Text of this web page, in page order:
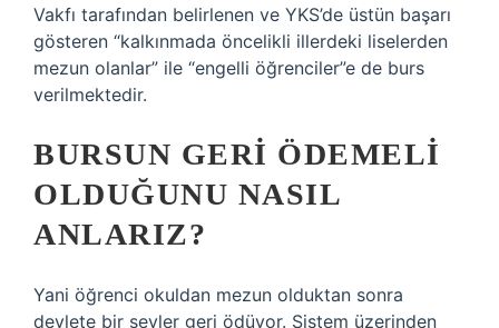
Vakfı tarafından belirlenen ve YKS’de üstün başarı
gösteren “kalkınmada öncelikli illerdeki liselerden
mezun olanlar” ile “engelli öğrenciler”e de burs
verilmektedir.
BURSUN GERI ÖDEMELI
OLDUĞUNU NASIL
ANLARIZ?
Yani öğrenci okuldan mezun olduktan sonra
devlete bir şeyler geri ödüyor. Sistem üzerinden